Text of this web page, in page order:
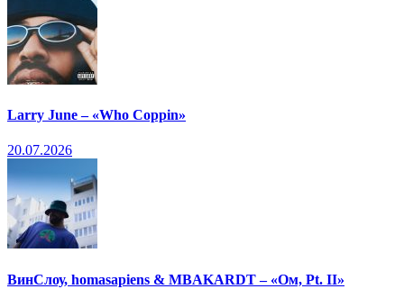
Larry June – «Who Coppin»
20.07.2026
ВинСлоу, homasapiens & MBAKARDT – «Ом, Pt. II»